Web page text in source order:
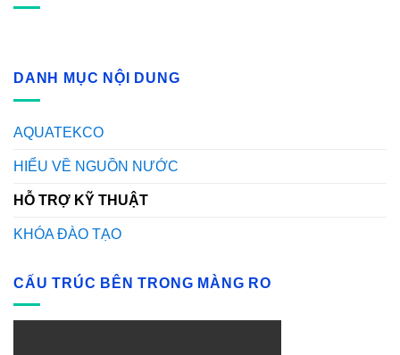
DANH MỤC NỘI DUNG
AQUATEKCO
HIỂU VỀ NGUỒN NƯỚC
HỖ TRỢ KỸ THUẬT
KHÓA ĐÀO TẠO
CẤU TRÚC BÊN TRONG MÀNG RO